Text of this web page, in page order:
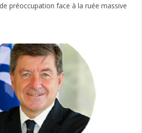
préoccupation face à la ruée massive